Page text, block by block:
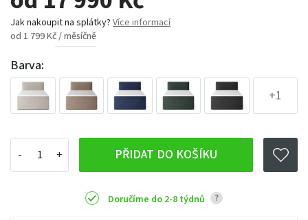
Jak nakoupit na splátky? Více informací
od 1 799 Kč / měsíčně
Barva:
+1
PŘIDAT DO KOŠÍKU
Doručíme do 2-8 týdnů ?